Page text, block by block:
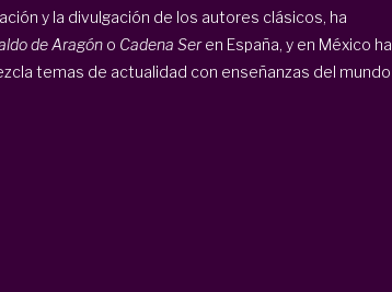
y la divulgación de los autores clásicos, ha
de Aragóno Cadena Seren España, y en México ha
temas de actualidad con enseñanzas del mundo